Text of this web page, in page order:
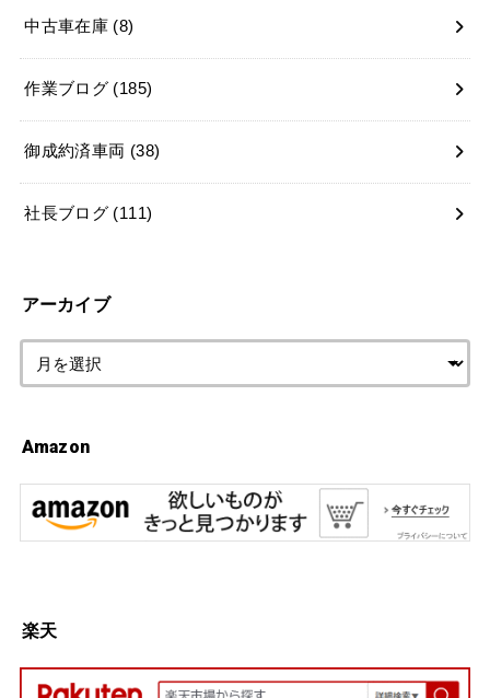
中古車在庫 (8)
作業ブログ (185)
御成約済車両 (38)
社長ブログ (111)
アーカイブ
Amazon
楽天